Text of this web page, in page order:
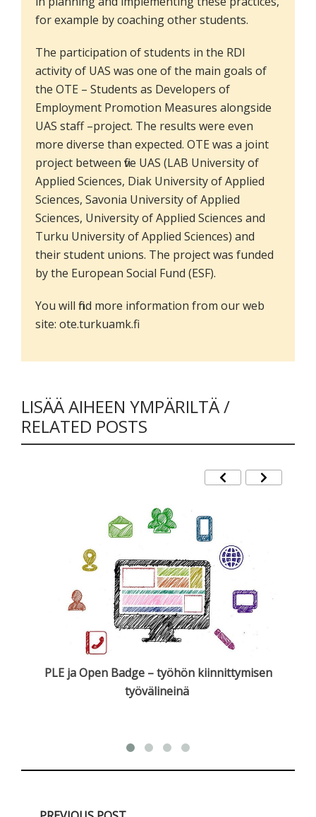
for example by coaching other students.
The participation of students in the RDI
activity of UAS was one of the main goals of
the OTE – Students as Developers of
Employment Promotion Measures alongside
UAS staff –project. The results were even
more diverse than expected. OTE was a joint
project between five UAS (LAB University of
Applied Sciences, Diak University of Applied
Sciences, Savonia University of Applied
Sciences, University of Applied Sciences and
Turku University of Applied Sciences) and
their student unions. The project was funded
by the European Social Fund (ESF).
You will find more information from our web
site: ote.turkuamk.fi
LISÄÄ AIHEEN YMPÄRILTÄ /
RELATED POSTS
PLE ja Open Badge – työhön kiinnittymisen
työvälineinä